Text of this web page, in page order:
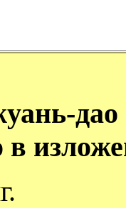
дао
в